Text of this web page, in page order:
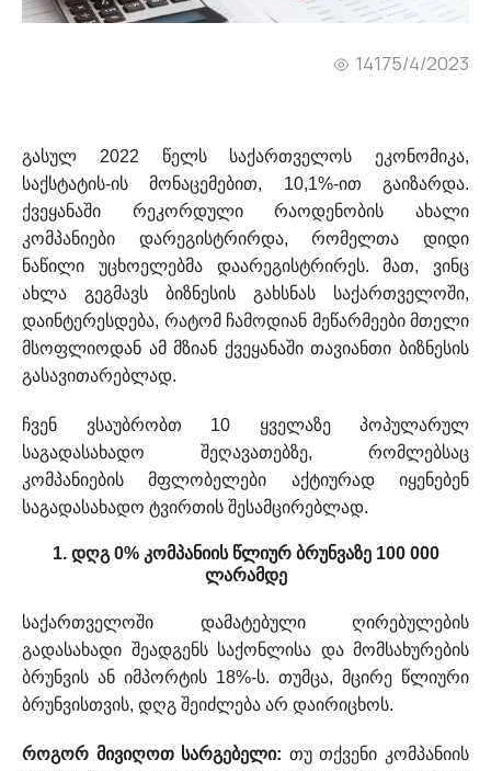
14175/4/2023
გასულ 2022 წელს საქართველოს ეკონომიკა,
საქსტატის-ის მონაცემებით, 10,1%-ით გაიზარდა.
ქვეყანაში რეკორდული რაოდენობის ახალი
კომპანიები დარეგისტრირდა, რომელთა დიდი
ნაწილი უცხოელებმა დაარეგისტრირეს. მათ, ვინც
ახლა გეგმავს ბიზნესის გახსნას საქართველოში,
დაინტერესდება, რატომ ჩამოდიან მეწარმეები მთელი
მსოფლიოდან ამ მზიან ქვეყანაში თავიანთი ბიზნესის
გასავითარებლად.
ჩვენ ვსაუბრობთ 10 ყველაზე პოპულარულ
საგადასახადო შეღავათებზე, რომლებსაც
კომპანიების მფლობელები აქტიურად იყენებენ
საგადასახადო ტვირთის შესამცირებლად.
1. დღგ 0% კომპანიის წლიურ ბრუნვაზე 100 000
ლარამდე
საქართველოში დამატებული ღირებულების
გადასახადი შეადგენს საქონლისა და მომსახურების
ბრუნვის ან იმპორტის 18%-ს. თუმცა, მცირე წლიური
ბრუნვისთვის, დღგ შეიძლება არ დაირიცხოს.
როგორ მივიღოთ სარგებელი: თუ თქვენი კომპანიის